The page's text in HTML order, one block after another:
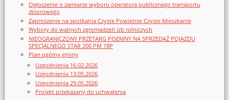
Ogłoszenie o zamiarze wyboru operatora publicznego transportu
zbiorowego
Zaproszenie na spotkania Czyste Powietrze Czyste Mieszkanie
Wybory do walnych zgromadzeń izb rolniczych
NIEOGRANICZONY PRZETARG PISEMNY NA SPRZEDAŻ POJAZDU
SPECJALNEGO STAR 200 PM 18P
Plan ogólny gminy
Uzgodnienia 16.02.2026
Uzgodnienia 13.05.2026
Uzgodnienia 29.05.2026
Projekt przekazany do uchwalenia